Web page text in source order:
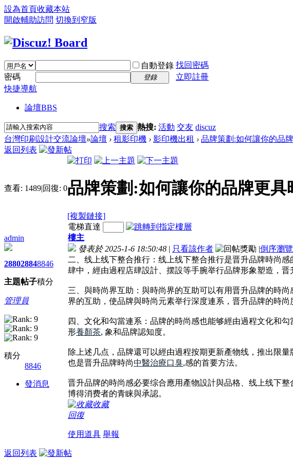
設為首頁收藏本站
開啟輔助訪問 切換到窄版
自動登錄 找回密碼
密碼
登錄
立即註冊
快捷導航
論壇BBS
搜索 搜索 熱搜: 活動 交友 discuz
台灣印刷設計交流論壇»論壇 › 租影印機 › 影印機出租 › 品牌策劃:如何讓你的品
返回列表
查看: 1489|回復: 0品牌策劃:如何讓你的品牌更具
[複製鏈接]
admin
2880
主題
2884
帖子
8846
積分
管理員
積分
8846
發消息
電梯直達
樓主
發表於 2025-1-6 18:50:48 | 只看該作者 |倒序瀏覽
二、线上线下整合推行：线上线下整合推行是晋升品牌時尚
肆中，經由過程店肆設計、摆設等手腕举行品牌形象塑造，晋
三、與時尚界互助：與時尚界的互助可以有用晋升品牌的時尚
界的互助，使品牌與時尚元素举行深度連系，晋升品牌的時尚
四、文化和勾當連系：品牌的時尚感也能够經由過程文化和
形養顏茶, 象和品牌認知度。
除上述几点，品牌還可以經由過程按期更新產物线，推出限
也是晋升品牌時尚中醫治療口臭,感的首要方法。
晋升品牌的時尚感必要综合應用產物設計與品格、线上线下
博得消费者的青睐與承認。
收藏
回復
使用道具 舉報
返回列表